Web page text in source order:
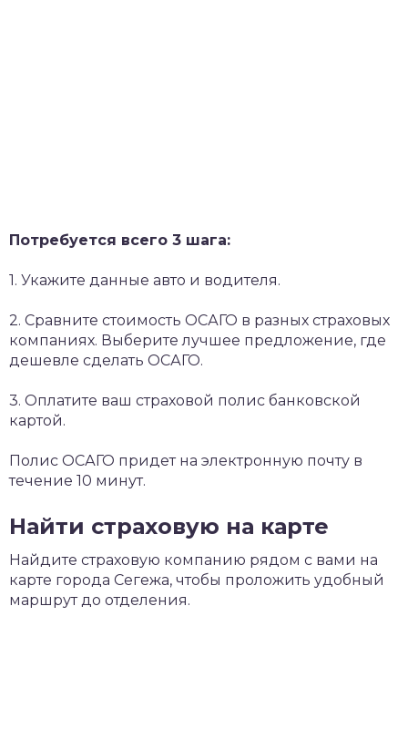
Потребуется всего 3 шага:
1. Укажите данные авто и водителя.
2. Сравните стоимость ОСАГО в разных страховых
компаниях. Выберите лучшее предложение, где
дешевле сделать ОСАГО.
3. Оплатите ваш страховой полис банковской
картой.
Полис ОСАГО придет на электронную почту в
течение 10 минут.
Найти страховую на карте
Найдите страховую компанию рядом с вами на
карте города Сегежа, чтобы проложить удобный
маршрут до отделения.